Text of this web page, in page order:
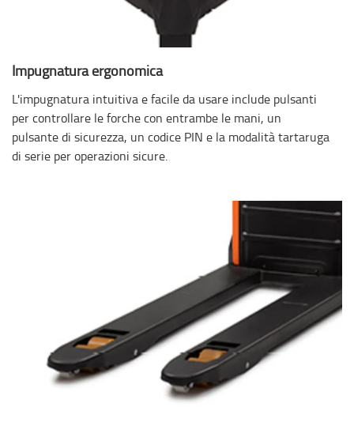
Impugnatura ergonomica
L'impugnatura intuitiva e facile da usare include pulsanti
per controllare le forche con entrambe le mani, un
pulsante di sicurezza, un codice PIN e la modalità tartaruga
di serie per operazioni sicure.